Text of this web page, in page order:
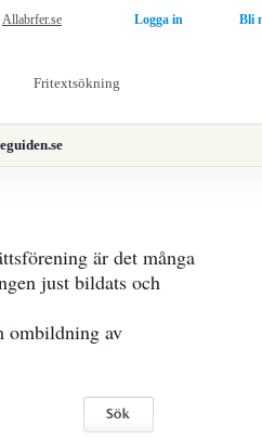
Allabrfer.se Bli
Logga in
är det många
just bildats och
ombildning av